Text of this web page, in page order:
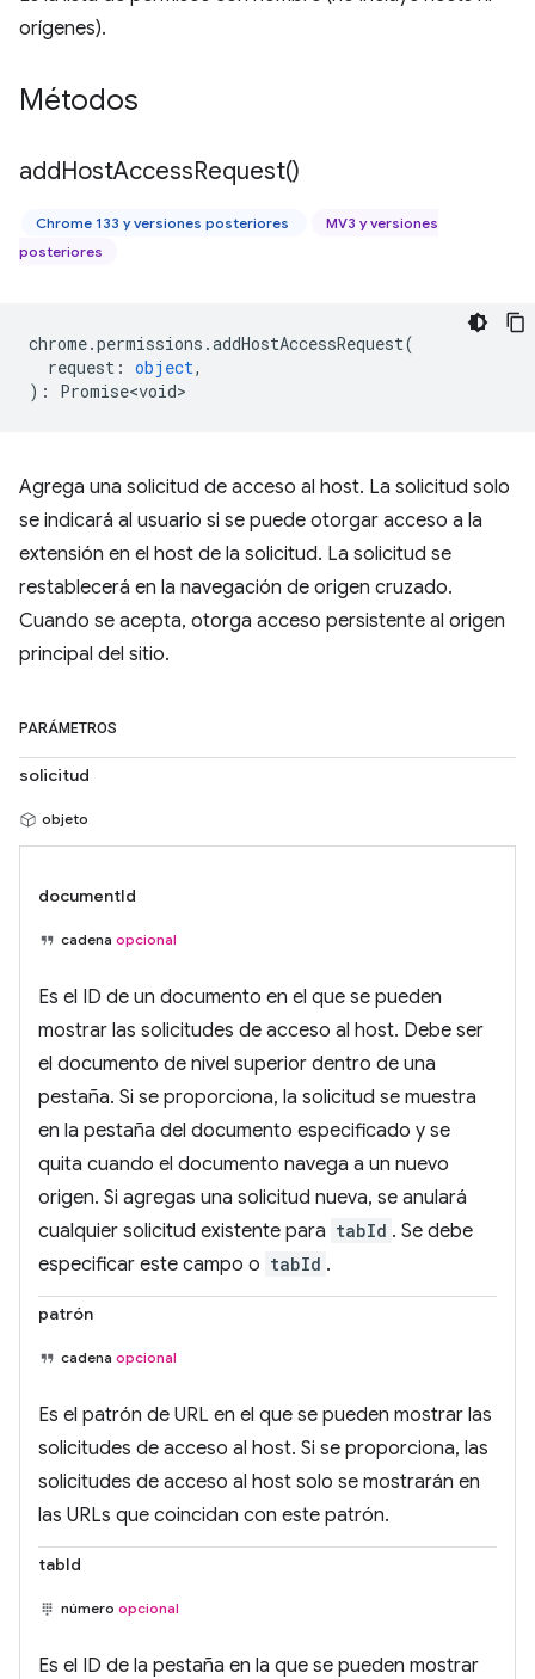
orígenes).
Métodos
addHostAccessRequest()
Chrome 133 y versiones posteriores
MV3 y versiones
posteriores
chrome.permissions .addHostAccessRequest(
request : object,
) : Promise<void>
Agrega una solicitud de acceso al host. La solicitud solo
se indicará al usuario si se puede otorgar acceso a la
extensión en el host de la solicitud. La solicitud se
restablecerá en la navegación de origen cruzado.
Cuando se acepta, otorga acceso persistente al origen
principal del sitio.
PARÁMETROS
solicitud
objeto
documentId
cadena opcional
Es el ID de un documento en el que se pueden
mostrar las solicitudes de acceso al host. Debe ser
el documento de nivel superior dentro de una
pestaña. Si se proporciona, la solicitud se muestra
en la pestaña del documento especificado y se
quita cuando el documento navega a un nuevo
origen. Si agregas una solicitud nueva, se anulará
cualquier solicitud existente para tabId . Se debe
especificar este campo o tabId .
patrón
cadena opcional
Es el patrón de URL en el que se pueden mostrar las
solicitudes de acceso al host. Si se proporciona, las
solicitudes de acceso al host solo se mostrarán en
las URLs que coincidan con este patrón.
tabId
número opcional
Es el ID de la pestaña en la que se pueden mostrar